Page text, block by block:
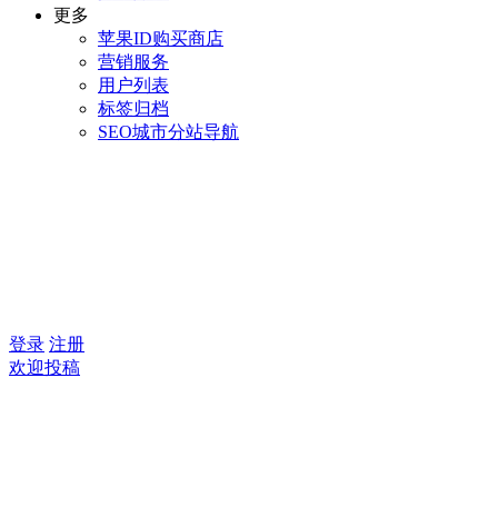
更多
苹果ID购买商店
营销服务
用户列表
标签归档
SEO城市分站导航
登录 注册
欢迎投稿